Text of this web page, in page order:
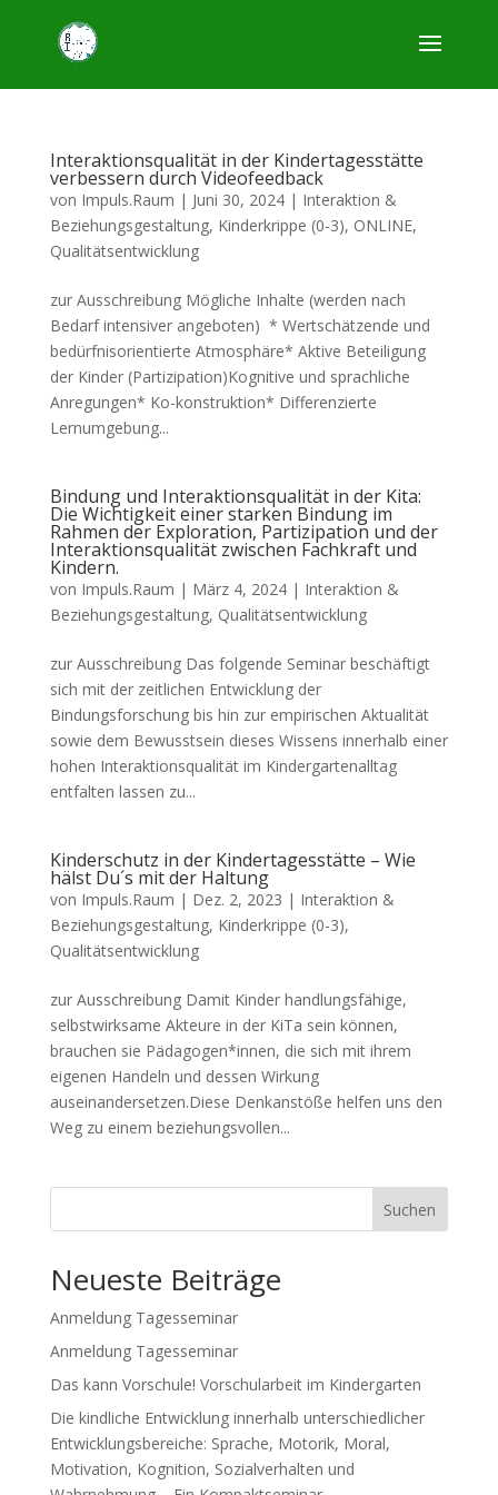
Interaktionsqualität in der Kindertagesstätte
verbessern durch Videofeedback
von Impuls.Raum | Juni 30, 2024| Interaktion &
Beziehungsgestaltung, Kinderkrippe (0-3), ONLINE,
Qualitätsentwicklung
zur Ausschreibung Mögliche Inhalte (werden nach
Bedarf intensiver angeboten) * Wertschätzende und
bedürfnisorientierte Atmosphäre* Aktive Beteiligung
der Kinder (Partizipation)Kognitive und sprachliche
Anregungen* Ko-konstruktion* Differenzierte
Lernumgebung...
Bindung und Interaktionsqualität in der Kita:
Die Wichtigkeit einer starken Bindung im
Rahmen der Exploration, Partizipation und der
Interaktionsqualität zwischen Fachkraft und
Kindern.
von Impuls.Raum | März 4, 2024| Interaktion &
Beziehungsgestaltung, Qualitätsentwicklung
zur Ausschreibung Das folgende Seminar beschäftigt
sich mit der zeitlichen Entwicklung der
Bindungsforschung bis hin zur empirischen Aktualität
sowie dem Bewusstsein dieses Wissens innerhalb einer
hohen Interaktionsqualität im Kindergartenalltag
entfalten lassen zu...
Kinderschutz in der Kindertagesstätte – Wie
hälst Du´s mit der Haltung
von Impuls.Raum | Dez. 2, 2023 | Interaktion &
Beziehungsgestaltung, Kinderkrippe (0-3),
Qualitätsentwicklung
zur Ausschreibung Damit Kinder handlungsfähige,
selbstwirksame Akteure in der KiTa sein können,
brauchen sie Pädagogen*innen, die sich mit ihrem
eigenen Handeln und dessen Wirkung
auseinandersetzen.Diese Denkanstöße helfen uns den
Weg zu einem beziehungsvollen...
Suchen
Neueste Beiträge
Anmeldung Tagesseminar
Anmeldung Tagesseminar
Das kann Vorschule! Vorschularbeit im Kindergarten
Die kindliche Entwicklung innerhalb unterschiedlicher
Entwicklungsbereiche: Sprache, Motorik, Moral,
Motivation, Kognition, Sozialverhalten und